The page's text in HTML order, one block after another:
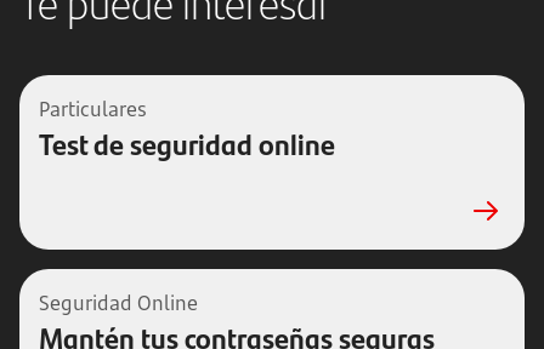
Particulares
Test de seguridad online
Seguridad Online
Mantén tus contraseñas seguras